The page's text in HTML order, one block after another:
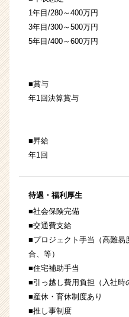
1年目/280～400万円
3年目/300～500万円
5年目/400～600万円
■賞与
年1回決算賞与
■昇給
年1回
待遇・福利厚生
■社会保険完備
■交通費支給
■プロジェクト手当（高難易
合、等）
■住宅補助手当
■引っ越し費用負担（入社時
■産休・育休制度あり
■推し事制度